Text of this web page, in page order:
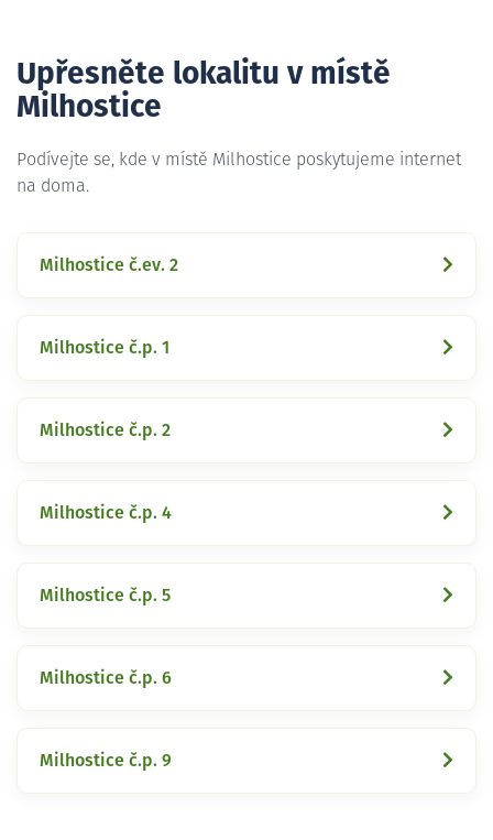
Upřesněte lokalitu v místě
Milhostice
Podívejte se, kde v místě Milhostice poskytujeme internet
na doma.
Milhostice č.ev. 2
Milhostice č.p. 1
Milhostice č.p. 2
Milhostice č.p. 4
Milhostice č.p. 5
Milhostice č.p. 6
Milhostice č.p. 9